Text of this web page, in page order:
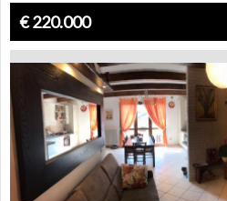
€ 220.000